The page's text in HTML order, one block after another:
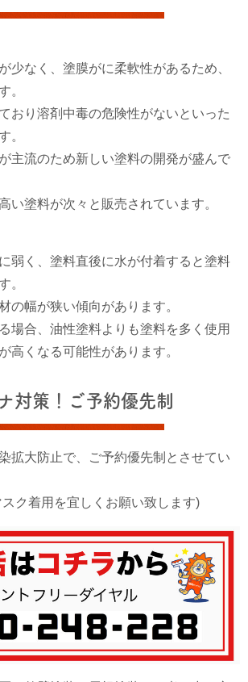
少なく、塗膜がに柔軟性があるため、
。
おり溶剤中毒の危険性がないといった
。
主流のため新しい塗料の開発が盛んで
い塗料が次々と販売されています。
弱く、塗料直後に水が付着すると塗料
。
の幅が狭い傾向があります。
場合、油性塗料よりも塗料を多く使用
高くなる可能性があります。
対策！ご予約優先制
拡大防止で、ご予約優先制とさせてい
ク着用を宜しくお願い致します)